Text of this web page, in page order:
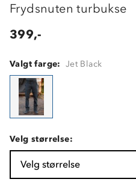
Frydsnuten turbukse
399,-
Valgt farge: Jet Black
Velg størrelse:
Velg størrelse